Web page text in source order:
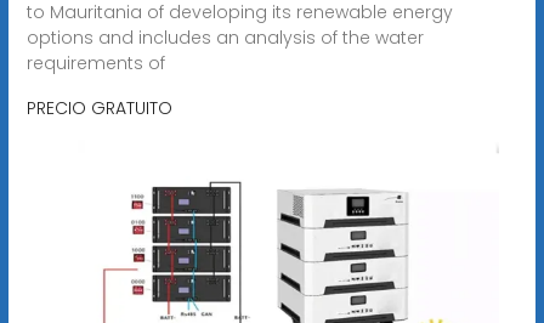
to Mauritania of developing its renewable energy
options and includes an analysis of the water
requirements of
PRECIO GRATUITO